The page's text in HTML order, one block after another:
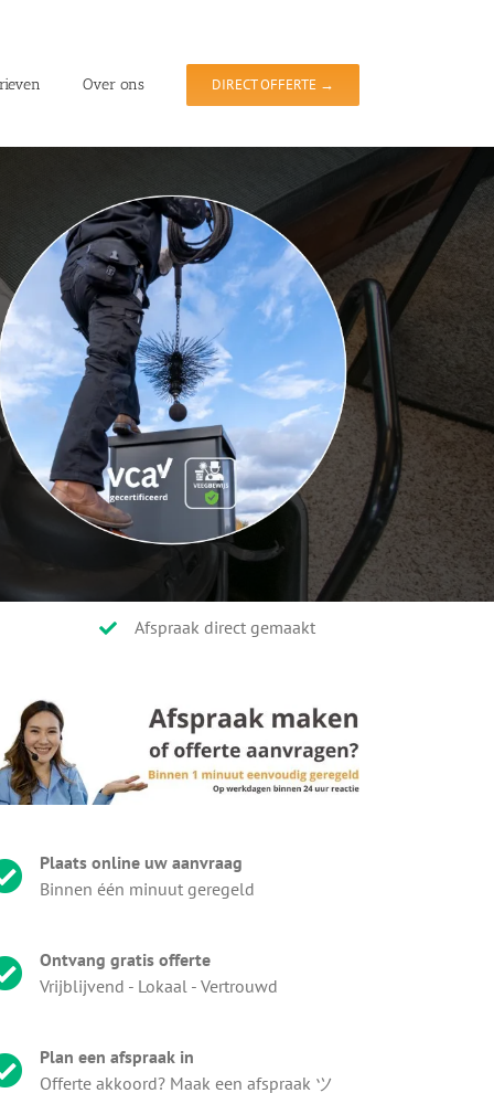
Over ons DIRECT OFFERTE →
Afspraak direct gemaakt
Plaats online uw aanvraag
Binnen één minuut geregeld
Ontvang gratis offerte
Vrijblijvend - Lokaal - Vertrouwd
Plan een afspraak in
Offerte akkoord? Maak een afspraak ツ